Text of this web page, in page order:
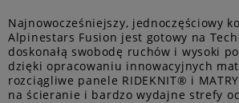
Najnowocześniejszy, jednoczęściowy
Alpinestars Fusion jest gotowy na
doskonałą swobodę ruchów i wysoki
dzięki opracowaniu innowacyjnych
rozciągliwe panele RIDEKNIT® i
na ścieranie i bardzo wydajne strefy